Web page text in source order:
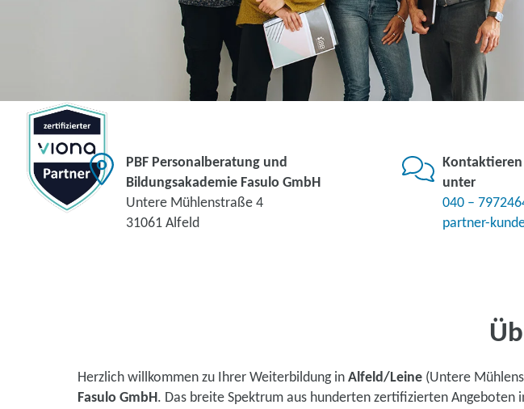
PBF Personalberatung und
Bildungsakademie Fasulo GmbH
Untere Mühlenstraße 4
31061 Alfeld
Kontaktieren
unter
040 –
partner-
Herzlich willkommen zu Ihrer Weiterbildung in Alfeld/Leine (Untere
Fasulo GmbH. Das breite Spektrum aus hunderten zertifizierten